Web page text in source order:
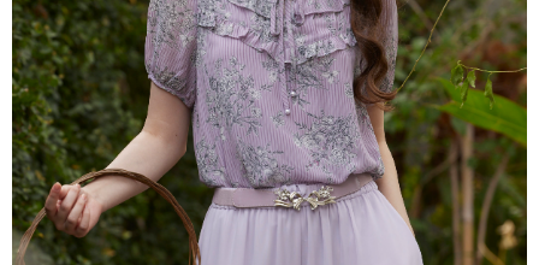
離島
每筆NT$100，滿NT$2,000(含以上)免運費